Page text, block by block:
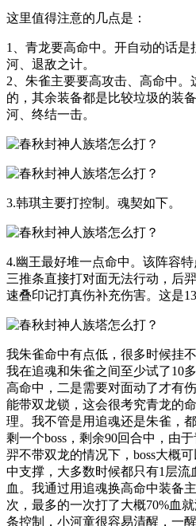
这里值得注意的几点是：
1、青龙要高命中。开自动的话
河、退敌之计。
2、朱雀主要要高攻击、高命中
的，其余装备都是比较垃圾的装
河、终结一击。
3.韩琪主要打控制。魂契如下。
4.幽王最好堆一点命中。该阵容
三推条直接打对面无法行动，后
速叠印记打真伤补充伤害。这是
我朱雀命中有点低，很多时候挂
我在追魂和朱雀之间至少试了10
高命中，二是需要对面动了才有
能带双龙锁，这会很考究青龙的
理。我不管是用追魂还是朱雀，
剩一个boss，剩余90回合中，由
羿不带双龙的情况下，boss大概
中支撑，大多数时候都只有1层
血。我通过用追魂换高命中装备
次，最多的一次打了大概70%血
条控制，小河童很容易清醒，一